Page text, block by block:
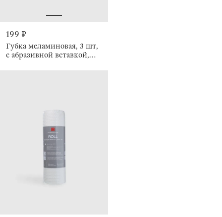
199 ₽
Губка меламиновая, 3 шт,
с абразивной вставкой,